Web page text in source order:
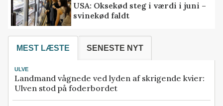
USA: Oksekød steg i værdi i juni –
svinekød faldt
MEST LÆSTE SENESTE NYT
ULVE
Landmand vågnede ved lyden af skrigende kvier:
Ulven stod på foderbordet